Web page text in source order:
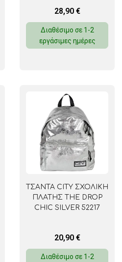
28,90 €
Διαθέσιμο σε 1-2
εργάσιμες ημέρες
ΤΣΑΝΤΑ CITY ΣΧΟΛΙΚΗ
ΠΛΑΤΗΣ THE DROP
CHIC SILVER 52217
20,90 €
Διαθέσιμο σε 1-2